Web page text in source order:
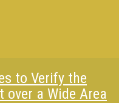
to Verify the
over a Wide Area